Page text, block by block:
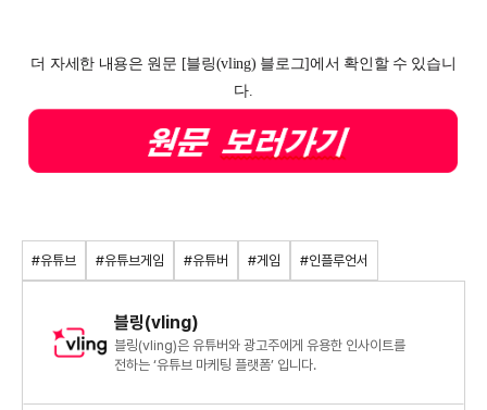
더 자세한 내용은 원문 [블링(vling) 블로그]에서 확인할 수 있습니
다.
#유튜브 #유튜브게임 #유튜버 #게임 #인플루언서
블링(vling)
블링(vling)은 유튜버와 광고주에게 유용한 인사이트를
전하는 ‘유튜브 마케팅 플랫폼’ 입니다.